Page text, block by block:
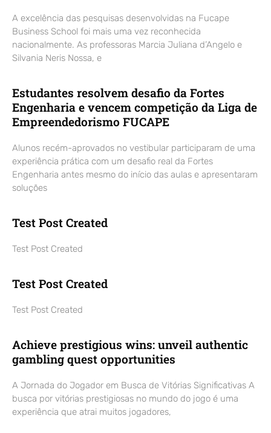
A excelência das pesquisas desenvolvidas na Fucape
Business School foi mais uma vez reconhecida
nacionalmente. As professoras Marcia Juliana d’Angelo e
Silvania Neris Nossa, e
Estudantes resolvem desafio da Fortes
Engenharia e vencem competição da Liga de
Empreendedorismo FUCAPE
Alunos recém-aprovados no vestibular participaram de uma
experiência prática com um desafio real da Fortes
Engenharia antes mesmo do início das aulas e apresentaram
soluções
Test Post Created
Test Post Created
Test Post Created
Test Post Created
Achieve prestigious wins: unveil authentic
gambling quest opportunities
A Jornada do Jogador em Busca de Vitórias Significativas A
busca por vitórias prestigiosas no mundo do jogo é uma
experiência que atrai muitos jogadores,